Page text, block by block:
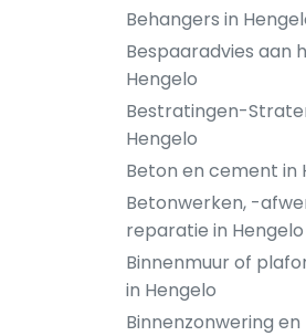
Behangers in
Bespaaradvies aan
Hengelo
Bestratingen-
Hengelo
Beton en cement in
Betonwerken, -
reparatie in Hengelo
Binnenmuur of
in Hengelo
Binnenzonwering en